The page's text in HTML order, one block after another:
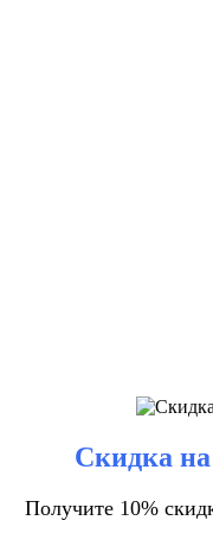
Скидка
Получите 10%